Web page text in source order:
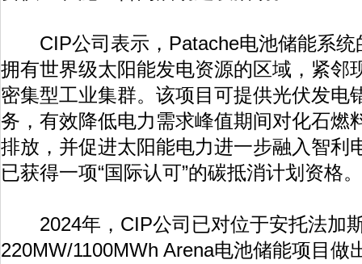
CIP公司表示，Patache电池储能系统
拥有世界级太阳能发电资源的区域，紧邻
密集型工业集群。该项目可提供光伏发电
务，有效降低电力需求峰值期间对化石燃
排放，并促进太阳能电力进一步融入智利
已获得一项“国际认可”的碳抵消计划资格。
2024年，CIP公司已对位于安托法加
220MW/1100MWh Arena电池储能项目做